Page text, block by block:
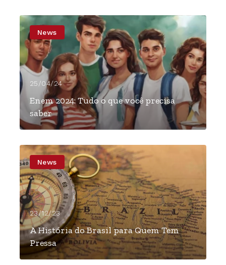
News
25/04/24
Enem 2024: Tudo o que você precisa
saber
News
23/12/23
A História do Brasil para Quem Tem
Pressa